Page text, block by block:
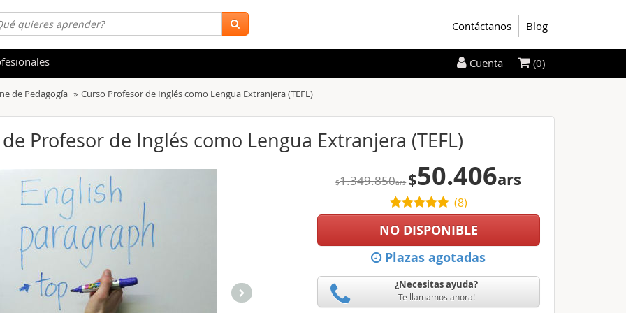
de Empresas
y Ocio
Marketing y Comunicación
Acceso Laboral
Comercial y Ventas
Medio Ambiente
Contáctanos Blog
de Pedagogía Curso Profesor de Inglés como Lengua Extranjera (TEFL)
Profesor de Inglés como Lengua Extranjera (TEFL)
$1.349.850ars $50.406ars
(8)
NO DISPONIBLE
Plazas agotadas
¿Necesitas ayuda?
Te llamamos ahora!
Cuenta (0)